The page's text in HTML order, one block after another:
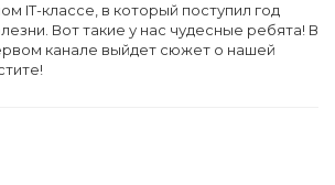
IT-классе, в который поступил год
Вот такие у нас чудесные ребята! В
канале выйдет сюжет о нашей